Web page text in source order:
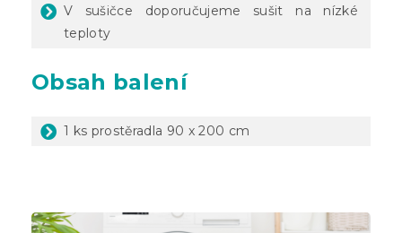
V sušičce doporučujeme sušit na nízké
teploty
Obsah balení
1 ks prostěradla 90 x 200 cm